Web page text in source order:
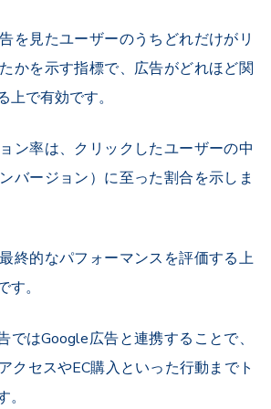
を見たユーザーのうちどれだけがリ
かを示す指標で、広告がどれほど関
で有効です。
ン率は、クリックしたユーザーの中
バージョン）に至った割合を示しま
終的なパフォーマンスを評価する上
。
ではGoogle広告と連携することで、
クセスやEC購入といった行動までト